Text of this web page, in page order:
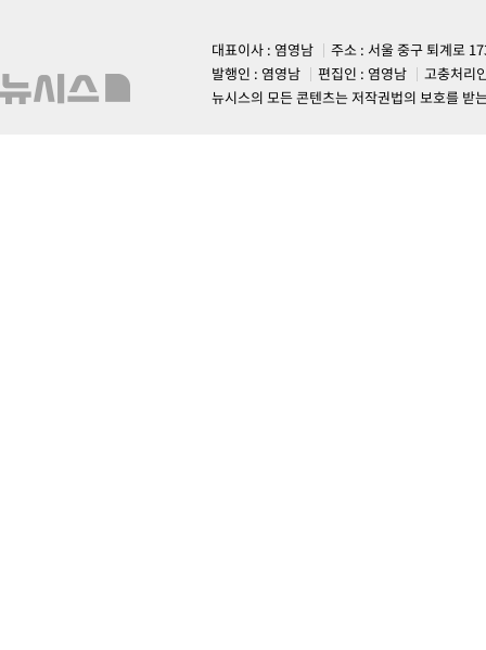
대표이사 : 염영남
주소 : 서울 중구 퇴계로
발행인 : 염영남
편집인 : 염영남
고충처리
뉴시스의 모든 콘텐츠는 저작권법의 보호를